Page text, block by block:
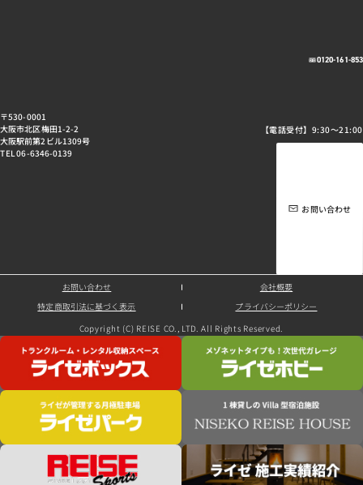
〒530-0001
大阪市北区梅田1-2-2
大阪駅前第2ビル1309号
TEL 06-6346-0139
0120-161-853
【電話受付】9:30～21:00
お問い合わせ
お問い合わせ 会社概要
特定商取引法に基づく表示 プライバシーポリシー
Copyright (C) REISE CO., LTD. All Rights Reserved.